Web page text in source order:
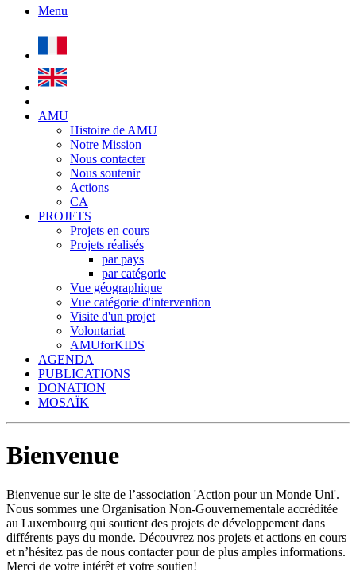
Menu
AMU
Histoire de AMU
Notre Mission
Nous contacter
Nous soutenir
Actions
CA
PROJETS
Projets en cours
Projets réalisés
par pays
par catégorie
Vue géographique
Vue catégorie d'intervention
Visite d'un projet
Volontariat
AMUforKIDS
AGENDA
PUBLICATIONS
DONATION
MOSAÏK
Bienvenue
Bienvenue sur le site de l’association 'Action pour un Monde Uni'.
Nous sommes une Organisation Non-Gouvernementale accréditée
au Luxembourg qui soutient des projets de développement dans
différents pays du monde. Découvrez nos projets et actions en cours
et n’hésitez pas de nous contacter pour de plus amples informations.
Merci de votre intérêt et votre soutien!